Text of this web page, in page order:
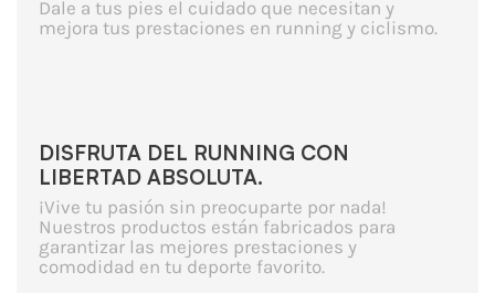
Dale a tus pies el cuidado que necesitan y
mejora tus prestaciones en running y ciclismo.
DISFRUTA DEL RUNNING CON
LIBERTAD ABSOLUTA.
¡Vive tu pasión sin preocuparte por nada!
Nuestros productos están fabricados para
garantizar las mejores prestaciones y
comodidad en tu deporte favorito.